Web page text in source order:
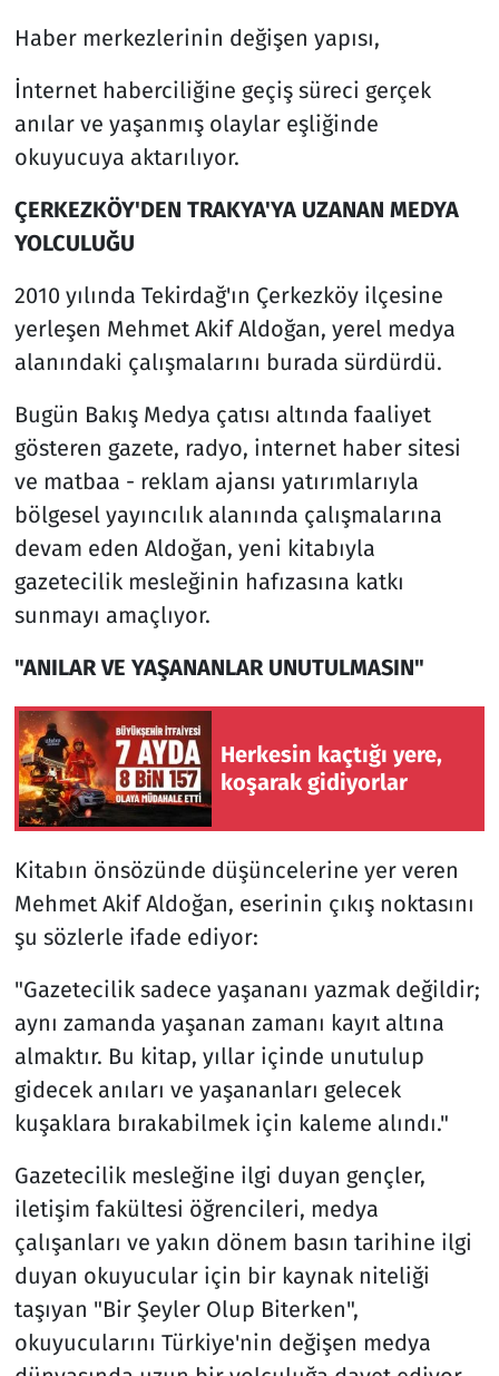
Haber merkezlerinin değişen yapısı,
İnternet haberciliğine geçiş süreci gerçek
anılar ve yaşanmış olaylar eşliğinde
okuyucuya aktarılıyor.
ÇERKEZKÖY'DEN TRAKYA'YA UZANAN MEDYA
YOLCULUĞU
2010 yılında Tekirdağ'ın Çerkezköy ilçesine
yerleşen Mehmet Akif Aldoğan, yerel medya
alanındaki çalışmalarını burada sürdürdü.
Bugün Bakış Medya çatısı altında faaliyet
gösteren gazete, radyo, internet haber sitesi
ve matbaa - reklam ajansı yatırımlarıyla
bölgesel yayıncılık alanında çalışmalarına
devam eden Aldoğan, yeni kitabıyla
gazetecilik mesleğinin hafızasına katkı
sunmayı amaçlıyor.
"ANILAR VE YAŞANANLAR UNUTULMASIN"
Herkesin kaçtığı yere,
koşarak gidiyorlar
Kitabın önsözünde düşüncelerine yer veren
Mehmet Akif Aldoğan, eserinin çıkış noktasını
şu sözlerle ifade ediyor:
"Gazetecilik sadece yaşananı yazmak değildir;
aynı zamanda yaşanan zamanı kayıt altına
almaktır. Bu kitap, yıllar içinde unutulup
gidecek anıları ve yaşananları gelecek
kuşaklara bırakabilmek için kaleme alındı."
Gazetecilik mesleğine ilgi duyan gençler,
iletişim fakültesi öğrencileri, medya
çalışanları ve yakın dönem basın tarihine ilgi
duyan okuyucular için bir kaynak niteliği
taşıyan "Bir Şeyler Olup Biterken",
okuyucularını Türkiye'nin değişen medya